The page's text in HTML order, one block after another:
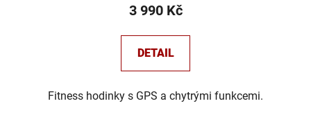
3 990 Kč
DETAIL
Fitness hodinky s GPS a chytrými funkcemi.